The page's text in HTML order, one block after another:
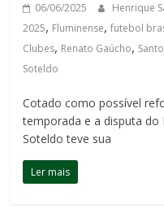
06/06/2025 Henrique
2025, Fluminense,futebol
Clubes, Renato Gaúcho,
Soteldo
Cotado como possível
temporada e a disputa do
Soteldo teve sua
Ler mais